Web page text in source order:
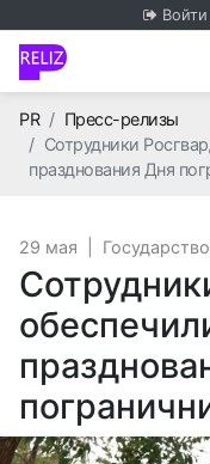
Войти
PRГлавная
Пресс-релизы
Сотрудники
празднования Дня
29 мая